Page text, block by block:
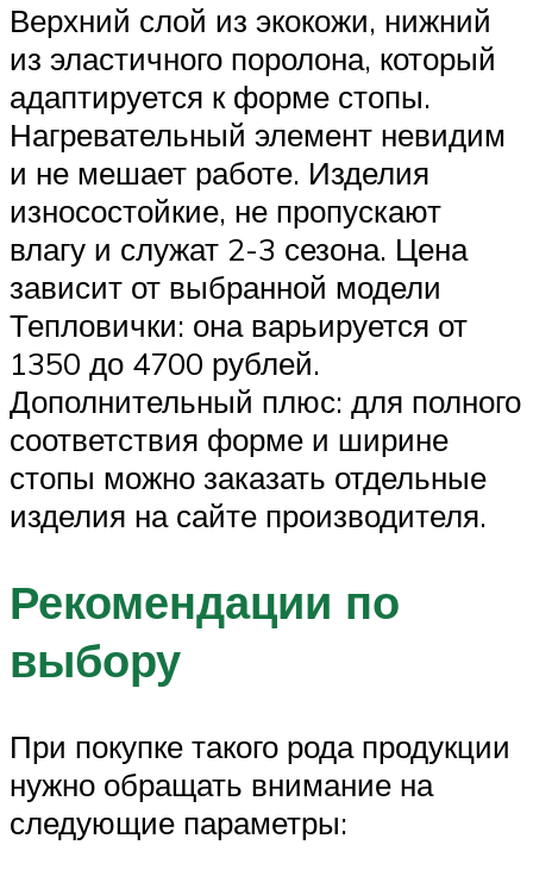
Верхний слой из экокожи, нижний
из эластичного поролона, который
адаптируется к форме стопы.
Нагревательный элемент невидим
и не мешает работе. Изделия
износостойкие, не пропускают
влагу и служат 2-3 сезона. Цена
зависит от выбранной модели
Тепловички: она варьируется от
1350 до 4700 рублей.
Дополнительный плюс: для полного
соответствия форме и ширине
стопы можно заказать отдельные
изделия на сайте производителя.
Рекомендации по
выбору
При покупке такого рода продукции
нужно обращать внимание на
следующие параметры: